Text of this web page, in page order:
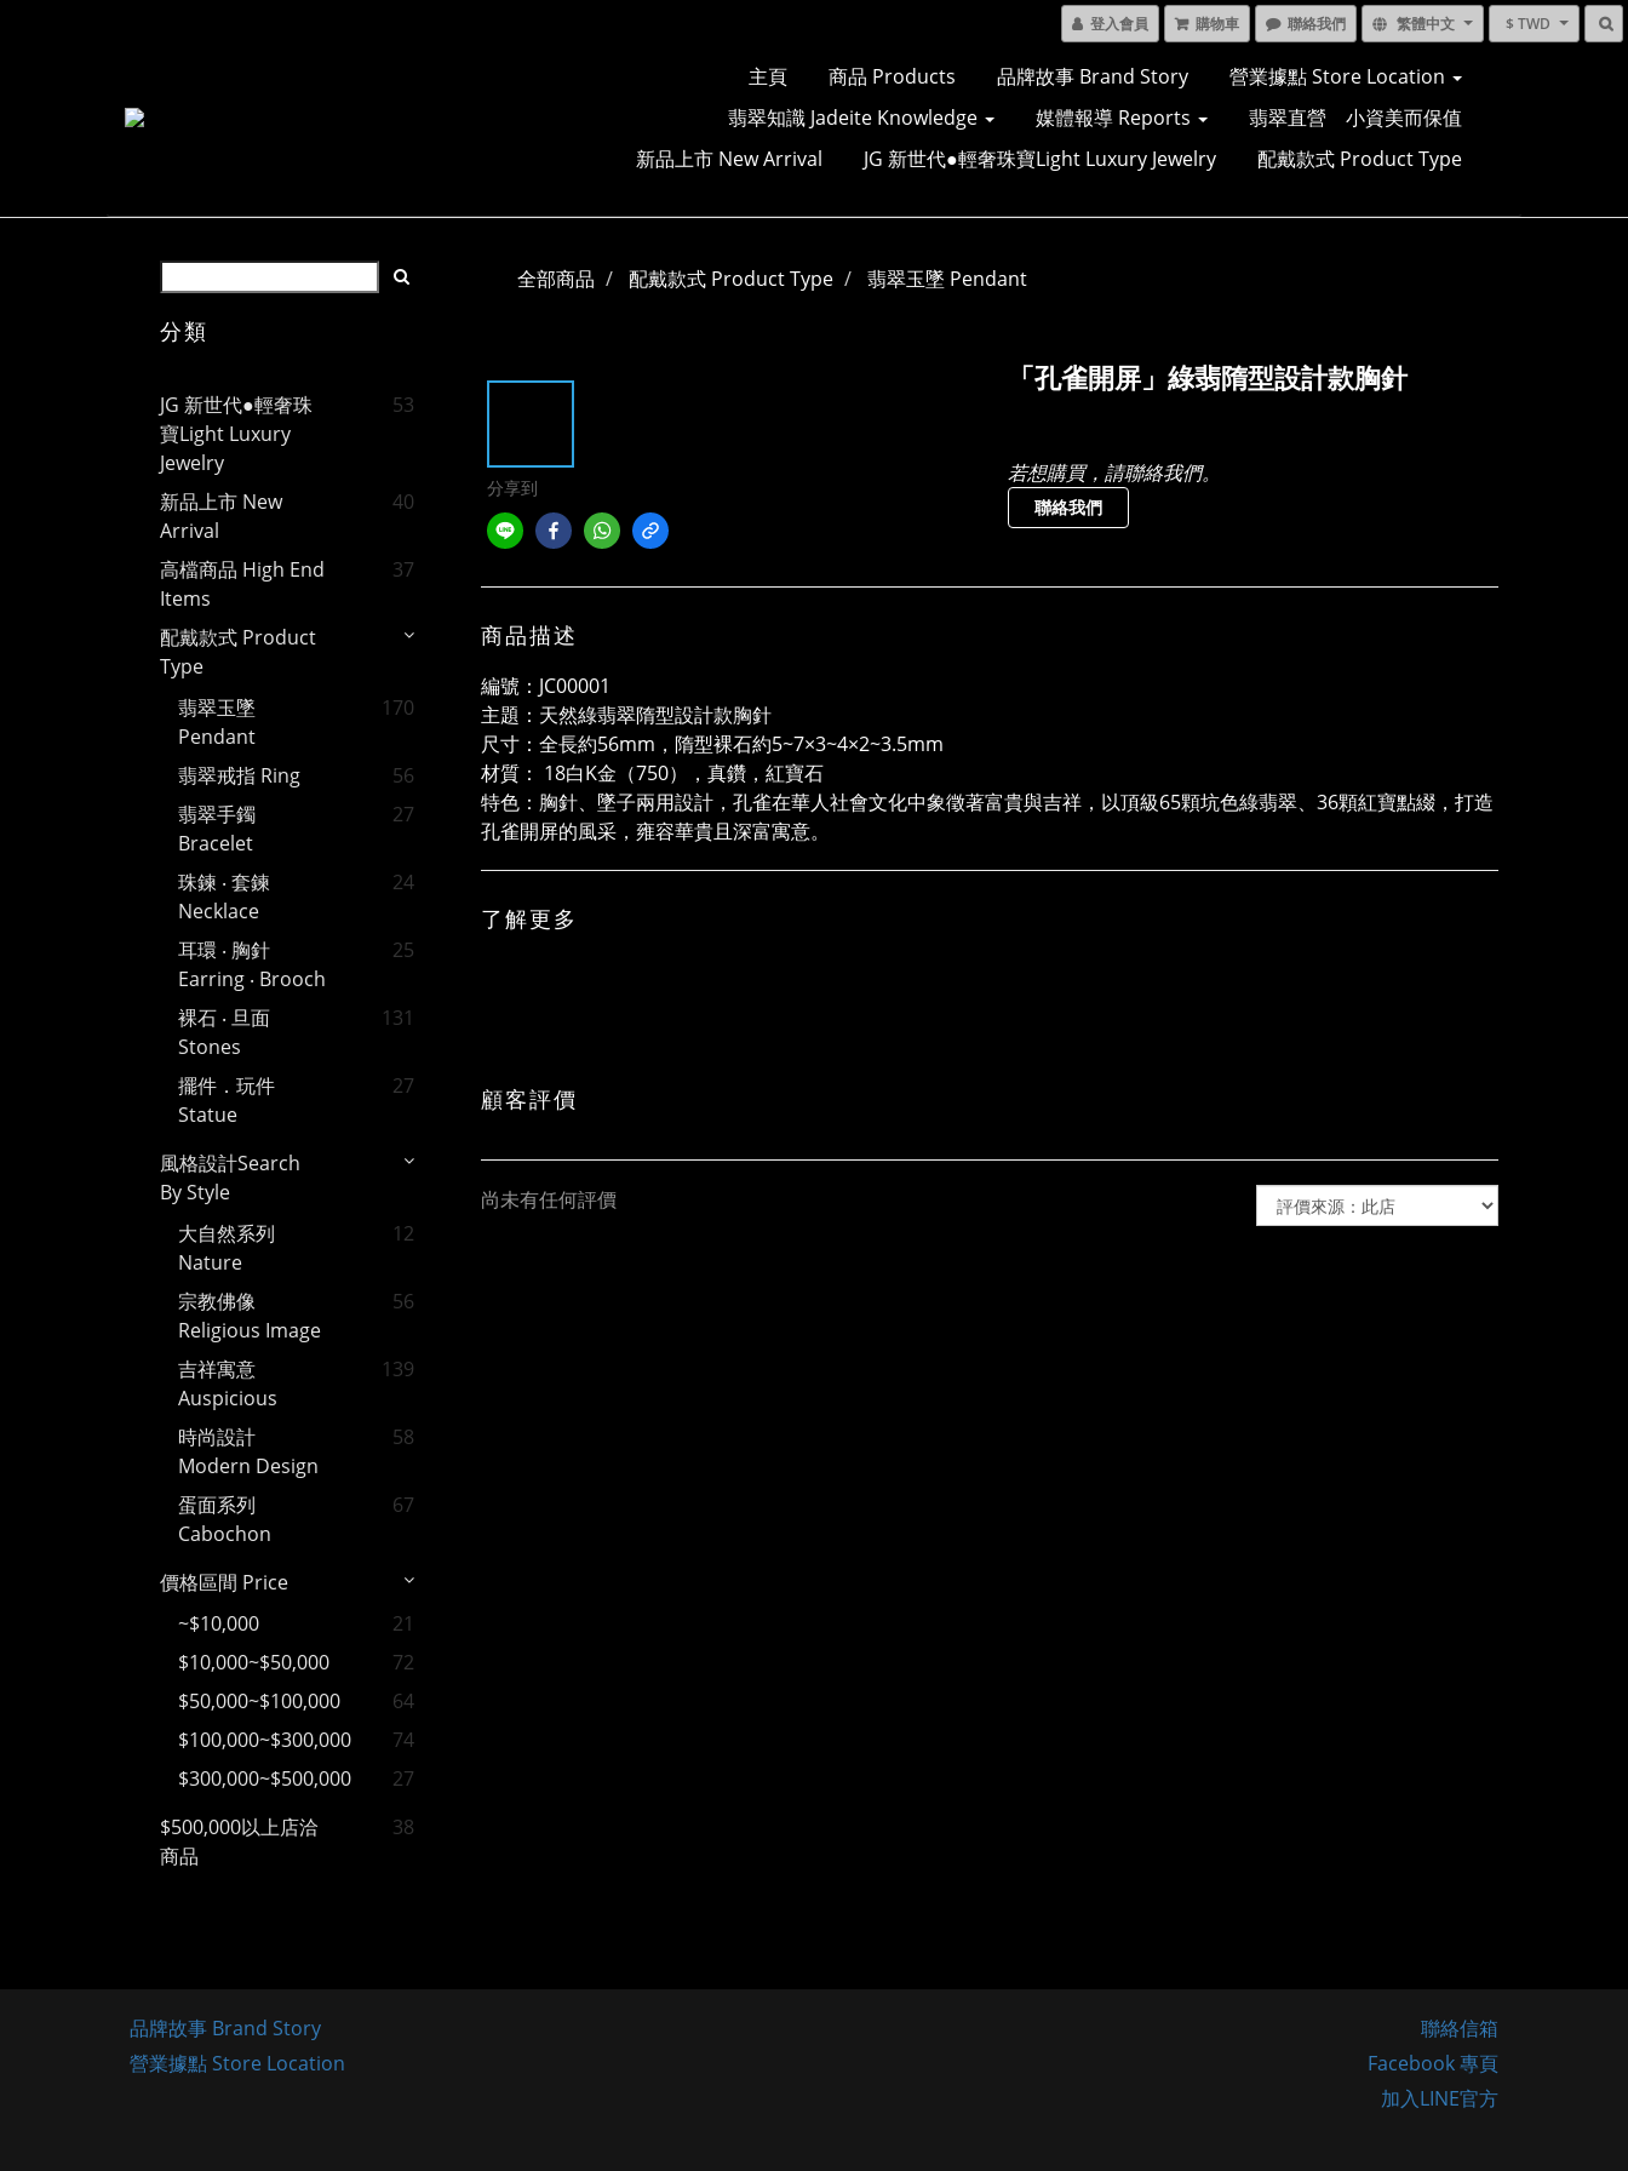
登入會員 購物車 聯絡我們 繁體中文 $ TWD
主頁 商品 Products 品牌故事 Brand Story
營業據點 Store Location
翡翠知識 Jadeite Knowledge
媒體報導 Reports
翡翠直營 小資美而保值
新品上市 New Arrival
JG 新世代●輕奢珠寶Light Luxury Jewelry 配戴款式 Product Type
分類
JG 新世代●輕奢珠
寶Light Luxury
Jewelry
53
新品上市 New
Arrival
40
高檔商品 High End
Items
37
配戴款式 Product
Type
翡翠玉墜
Pendant
170
翡翠戒指 Ring
56
翡翠手鐲
Bracelet
27
珠鍊 ‧ 套鍊
Necklace
24
耳環 ‧ 胸針
Earring ‧ Brooch
25
裸石 ‧ 旦面
Stones
131
擺件．玩件
Statue
27
風格設計Search
By Style
大自然系列
Nature
12
宗教佛像
Religious Image
56
吉祥寓意
Auspicious
139
時尚設計
Modern Design
58
蛋面系列
Cabochon
67
價格區間 Price
~$10,000
21
$10,000~$50,000
72
$50,000~$100,000
64
$100,000~$300,000
74
$300,000~$500,000
27
$500,000以上店洽
商品
38
全部商品 配戴款式 Product Type 翡翠玉墜 Pendant
分享到
「孔雀開屏」綠翡隋型設計款胸針
若想購買，請聯絡我們。
聯絡我們
商品描述
編號：JC00001
主題：天然綠翡翠隋型設計款胸針
尺寸：全長約56mm，隋型裸石約5~7×3~4×2~3.5mm
材質： 18白K金（750），真鑽，紅寶石
特色：胸針、墜子兩用設計，孔雀在華人社會文化中象徵著富貴與吉祥，以頂級65顆坑色綠翡翠、36顆紅寶點綴，打造
孔雀開屏的風采，雍容華貴且深富寓意。
了解更多
顧客評價
尚未有任何評價
品牌故事 Brand Story
營業據點 Store Location
聯絡信箱
Facebook 專頁
加入LINE官方